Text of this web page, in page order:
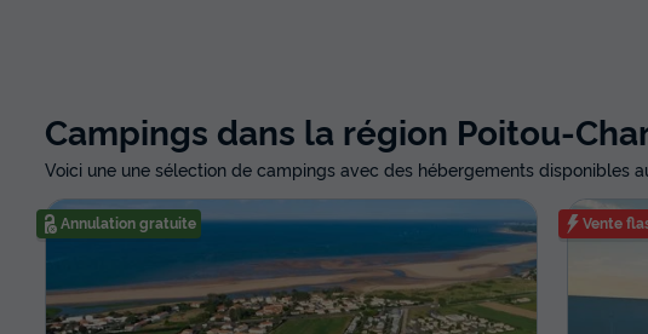
Campings dans la région Poitou-
Voici une une sélection de campings avec des hébergements disponibles
Annulation gratuite Vente